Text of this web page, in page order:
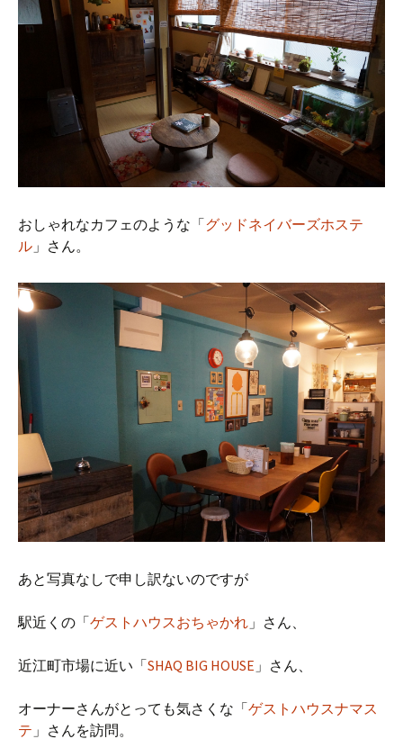
おしゃれなカフェのような「グッドネイバーズホステ
ル 」さん。
あと写真なしで申し訳ないのですが
駅近くの「ゲストハウスおちゃかれ 」さん、
近江町市場に近い「SHAQ BIG HOUSE 」さん、
オーナーさんがとっても気さくな「ゲストハウスナマス
テ 」さんを訪問。